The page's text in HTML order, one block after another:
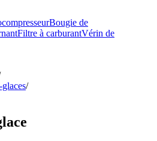
Bougie de
Filtre à carburantVérin de
/